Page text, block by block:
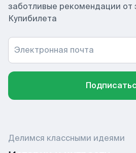
заботливые рекомендации от
Купибилета
Электронная почта
Делимся классными идеями